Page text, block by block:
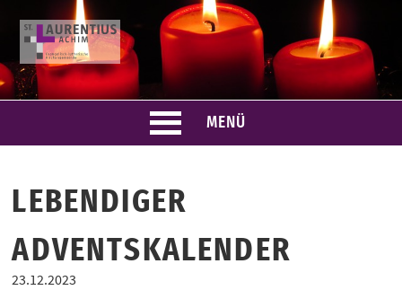
content
MENÜ
LEBENDIGER
ADVENTSKALENDER
23.12.2023